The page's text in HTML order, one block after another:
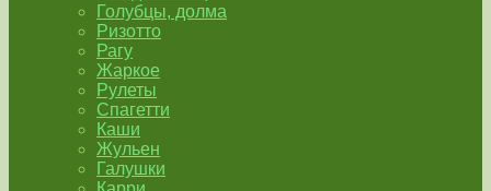
Голубцы, долма
Ризотто
Рагу
Жаркое
Рулеты
Спагетти
Каши
Жульен
Галушки